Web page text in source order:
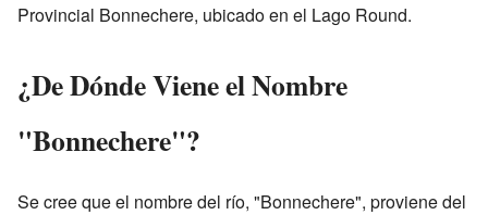
Provincial Bonnechere, ubicado en el Lago Round.
¿De Dónde Viene el Nombre
"Bonnechere"?
Se cree que el nombre del río, "Bonnechere", proviene del